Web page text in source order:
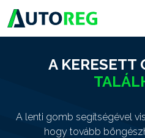
A KERESETT
A lenti gomb segítségével
hogy tovább